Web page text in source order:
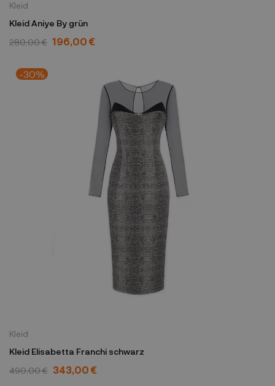
Kleid
Kleid Aniye By grün
280,00 € 196,00 €
-30%
Kleid
Kleid Elisabetta Franchi schwarz
490,00 € 343,00 €